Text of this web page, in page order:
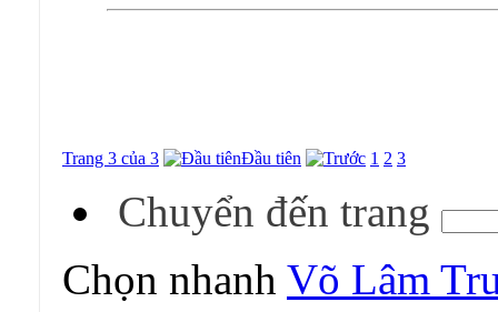
Trang 3 của 3 Đầu tiên 1 2 3
Chuyển đến trang
Chọn nhanh Võ Lâm